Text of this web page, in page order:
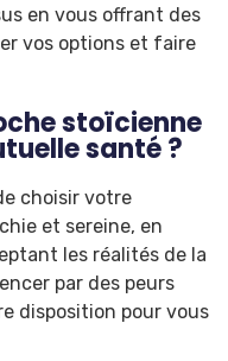
en vous offrant des
vos options et faire
stoïcienne
santé ?
choisir votre
et sereine, en
les réalités de la
par des peurs
disposition pour vous